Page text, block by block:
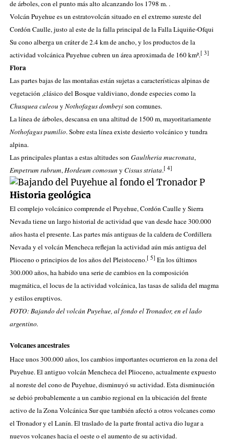
de árboles, con el punto más alto alcanzando los 1798 m. .
Volcán Puyehue es unestratovolcán situado en el extremo sureste del
Cordón Caulle, justo al este de la falla principal de laFalla Liquiñe-Ofqui
Su cono alberga un cráter de2.4 kmde ancho, y los productos de la
actividad volcánica Puyehue cubren un área aproximada de 160 km².[ 3]
Flora
Las partes bajas de las montañas están sujetas acaracterísticas alpinasde
vegetación ,clásico delBosque valdiviano, donde especies comola
Chusquea culeou yNothofagus dombeyison comunes.
Lalínea de árboles, descansa en una altitud de 1500 m, mayoritariamente
Nothofagus pumilio. Sobre esta línea existedesierto volcánicoytundra
alpina.
Las principales plantas a estas altitudes sonGaultheria mucronata,
Empetrum rubrum, Hordeum comosun y Cissus striata.[ 4]
Historia geológica
El complejo volcánico comprende el Puyehue, Cordón Caulle y Sierra
Nevada tiene un largo historial de actividad que van desde hace300.000
añoshasta el presente. Las partes más antiguas de la caldera de Cordillera
Nevada y elvolcán Mencheca reflejan la actividad aún más antigua del
Pliocenoo principios de los años delPleistoceno.[ 5] En los últimos
300.000 años, ha habido una serie de cambios en la composición
magmática, el locus de la actividad volcánica, las tasas de salida del magma
y estilos eruptivos.
FOTO: Bajando del volcán Puyehue, al fondo el Tronador, en el lado
argentino.
Volcanes ancestrales
Hace unos300.000 años, los cambios importantes ocurrieron en la zona del
Puyehue. El antiguo volcán Mencheca delPlioceno, actualmente expuesto
al noreste del cono de Puyehue, disminuyó su actividad. Esta disminución
se debió probablemente a un cambio regional en la ubicación del frente
activo delaZona Volcánica Surque también afectó a otros volcanes como
elTronadory elLanín. El traslado de la parte frontal activa dio lugar a
nuevos volcanes hacia el oeste o el aumento de su actividad.